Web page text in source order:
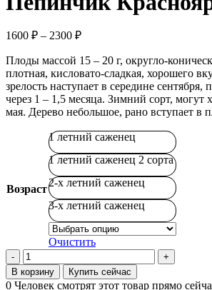
1600 ₽ – 2300 ₽Диапазон
1600 ₽
–
2300 ₽
Плоды массой 15 – 20 г, округло-
плотная, кисловато-сладкая, хорошего
зрелость наступает в середине сентября,
через 1 – 1,5 месяца. Зимний сорт, могут
мая. Дерево небольшое, рано вступает в
Возраст
1 летний саженец
1 летний саженец 2 сорта
2-х летний саженец
3-х летний саженец
Очистить
Количество
товара
Пепинчик
В корзину Купить сейчас
0 Человек смотрят этот товар прямо